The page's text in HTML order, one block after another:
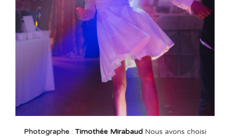
Photographe : Timothée Mirabaud Nous avons choisi